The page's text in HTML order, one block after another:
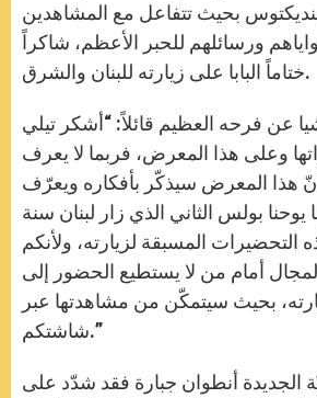
بنديكتوس بحيث تتفاعل مع المشاهدين
ورسائلهم للحبر الأعظم، شاكراً
ختاماً البابا على زيارته للبنان والشرق.
عن فرحه العظيم قائلاً: “أشكر تيلي
وعلى هذا المعرض، فربما لا يعرف
أنّ هذا المعرض سيذكّر بأفكاره ويعرّف
يوحنا بولس الثاني الذي زار لبنان سنة
التحضيرات المسبقة لزيارته، ولأنكم
أمام من لا يستطيع الحضور إلى
بحيث سيتمكّن من مشاهدتها عبر
شاشتكم.”
الجديدة أنطوان جبارة فقد شدّد على